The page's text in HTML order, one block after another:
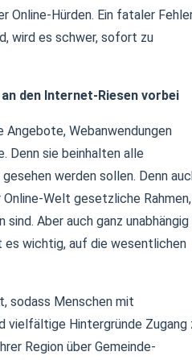
Online-Hürden. Ein fataler
wird es schwer, sofort zu
den Internet-Riesen vorbei
Webanwendungen
Denn sie beinhalten alle
werden sollen. Denn
Welt gesetzliche Rahmen,
Aber auch ganz unabhängig
wichtig, auf die wesentlichen
sodass Menschen mit
vielfältige Hintergründe Zugang
Region über Gemeinde-